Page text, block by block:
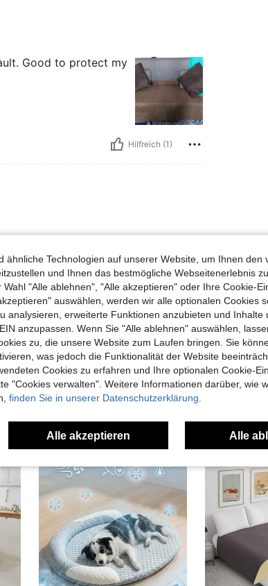
Good to protect my
Hilfreich (1)
Hilfreich (0)
ähnliche Technologien auf unserer Website, um Ihnen den
und Ihnen das bestmögliche Webseitenerlebnis
"Alle ablehnen", "Alle akzeptieren" oder Ihre Cookie-
auswählen, werden wir alle optionalen Cookies
analysieren, erweiterte Funktionen anzubieten und Inhalte
anzupassen. Wenn Sie "Alle ablehnen" auswählen,
zu, die unsere Website zum Laufen bringen. Sie
was jedoch die Funktionalität der Website
Cookies zu erfahren und Ihre optionalen Cookie-
"Cookies verwalten". Weitere Informationen darüber, wie
finden Sie in unserer Datenschutzerklärung.
Alle akzeptieren Alle